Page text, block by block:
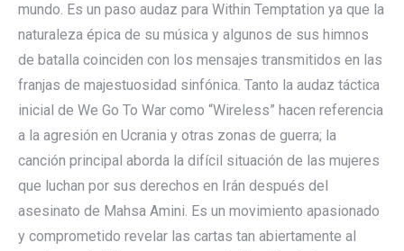
mundo. Es un paso audaz para Within Temptation ya que la
naturaleza épica de su música y algunos de sus himnos
de batalla coinciden con los mensajes transmitidos en las
franjas de majestuosidad sinfónica. Tanto la audaz táctica
inicial de We Go To War como “Wireless” hacen referencia
a la agresión en Ucrania y otras zonas de guerra; la
canción principal aborda la difícil situación de las mujeres
que luchan por sus derechos en Irán después del
asesinato de Mahsa Amini. Es un movimiento apasionado
y comprometido revelar las cartas tan abiertamente al